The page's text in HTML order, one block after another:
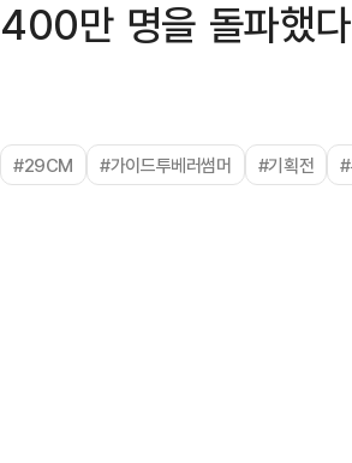
400만 명을 돌파했
#29CM #가이드투베러썸머 #기획전